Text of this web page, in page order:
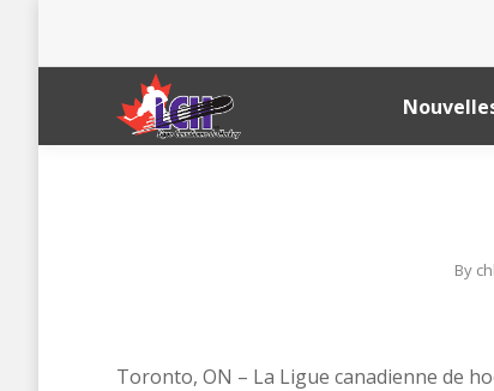
By
Toronto, ON – La Ligue canadienne de